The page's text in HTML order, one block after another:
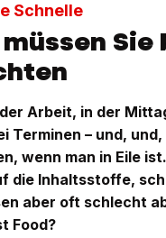
Schnelle
Sie
Arbeit, in der
Terminen – und,
wenn man in Eile
die Inhaltsstoffe,
aber oft schlecht
Food?